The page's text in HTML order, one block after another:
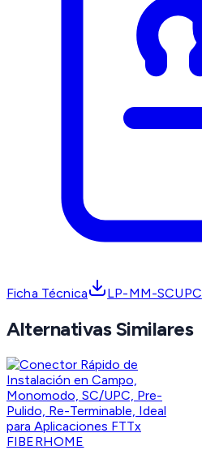
Ficha Técnica LP-MM-SCUPC
Alternativas Similares
FIBERHOME